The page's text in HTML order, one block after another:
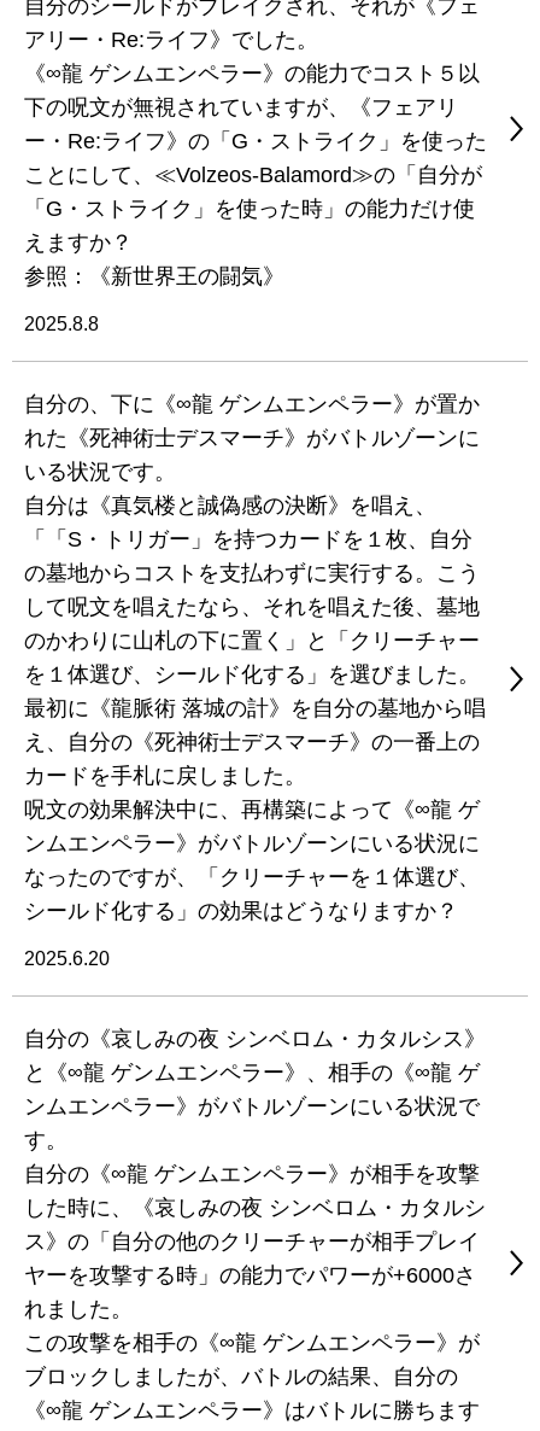
自分のシールドがブレイクされ、それが《フェ
アリー・Re:ライフ》でした。
《∞龍 ゲンムエンペラー》の能力でコスト５以
下の呪文が無視されていますが、《フェアリ
ー・Re:ライフ》の「G・ストライク」を使った
ことにして、≪Volzeos-Balamord≫の「自分が
「G・ストライク」を使った時」の能力だけ使
えますか？
参照：《新世界王の闘気》
2025.8.8
自分の、下に《∞龍 ゲンムエンペラー》が置か
れた《死神術士デスマーチ》がバトルゾーンに
いる状況です。
自分は《真気楼と誠偽感の決断》を唱え、
「「S・トリガー」を持つカードを１枚、自分
の墓地からコストを支払わずに実行する。こう
して呪文を唱えたなら、それを唱えた後、墓地
のかわりに山札の下に置く」と「クリーチャー
を１体選び、シールド化する」を選びました。
最初に《龍脈術 落城の計》を自分の墓地から唱
え、自分の《死神術士デスマーチ》の一番上の
カードを手札に戻しました。
呪文の効果解決中に、再構築によって《∞龍 ゲ
ンムエンペラー》がバトルゾーンにいる状況に
なったのですが、「クリーチャーを１体選び、
シールド化する」の効果はどうなりますか？
2025.6.20
自分の《哀しみの夜 シンベロム・カタルシス》
と《∞龍 ゲンムエンペラー》、相手の《∞龍 ゲ
ンムエンペラー》がバトルゾーンにいる状況で
す。
自分の《∞龍 ゲンムエンペラー》が相手を攻撃
した時に、《哀しみの夜 シンベロム・カタルシ
ス》の「自分の他のクリーチャーが相手プレイ
ヤーを攻撃する時」の能力でパワーが+6000さ
れました。
この攻撃を相手の《∞龍 ゲンムエンペラー》が
ブロックしましたが、バトルの結果、自分の
《∞龍 ゲンムエンペラー》はバトルに勝ちます